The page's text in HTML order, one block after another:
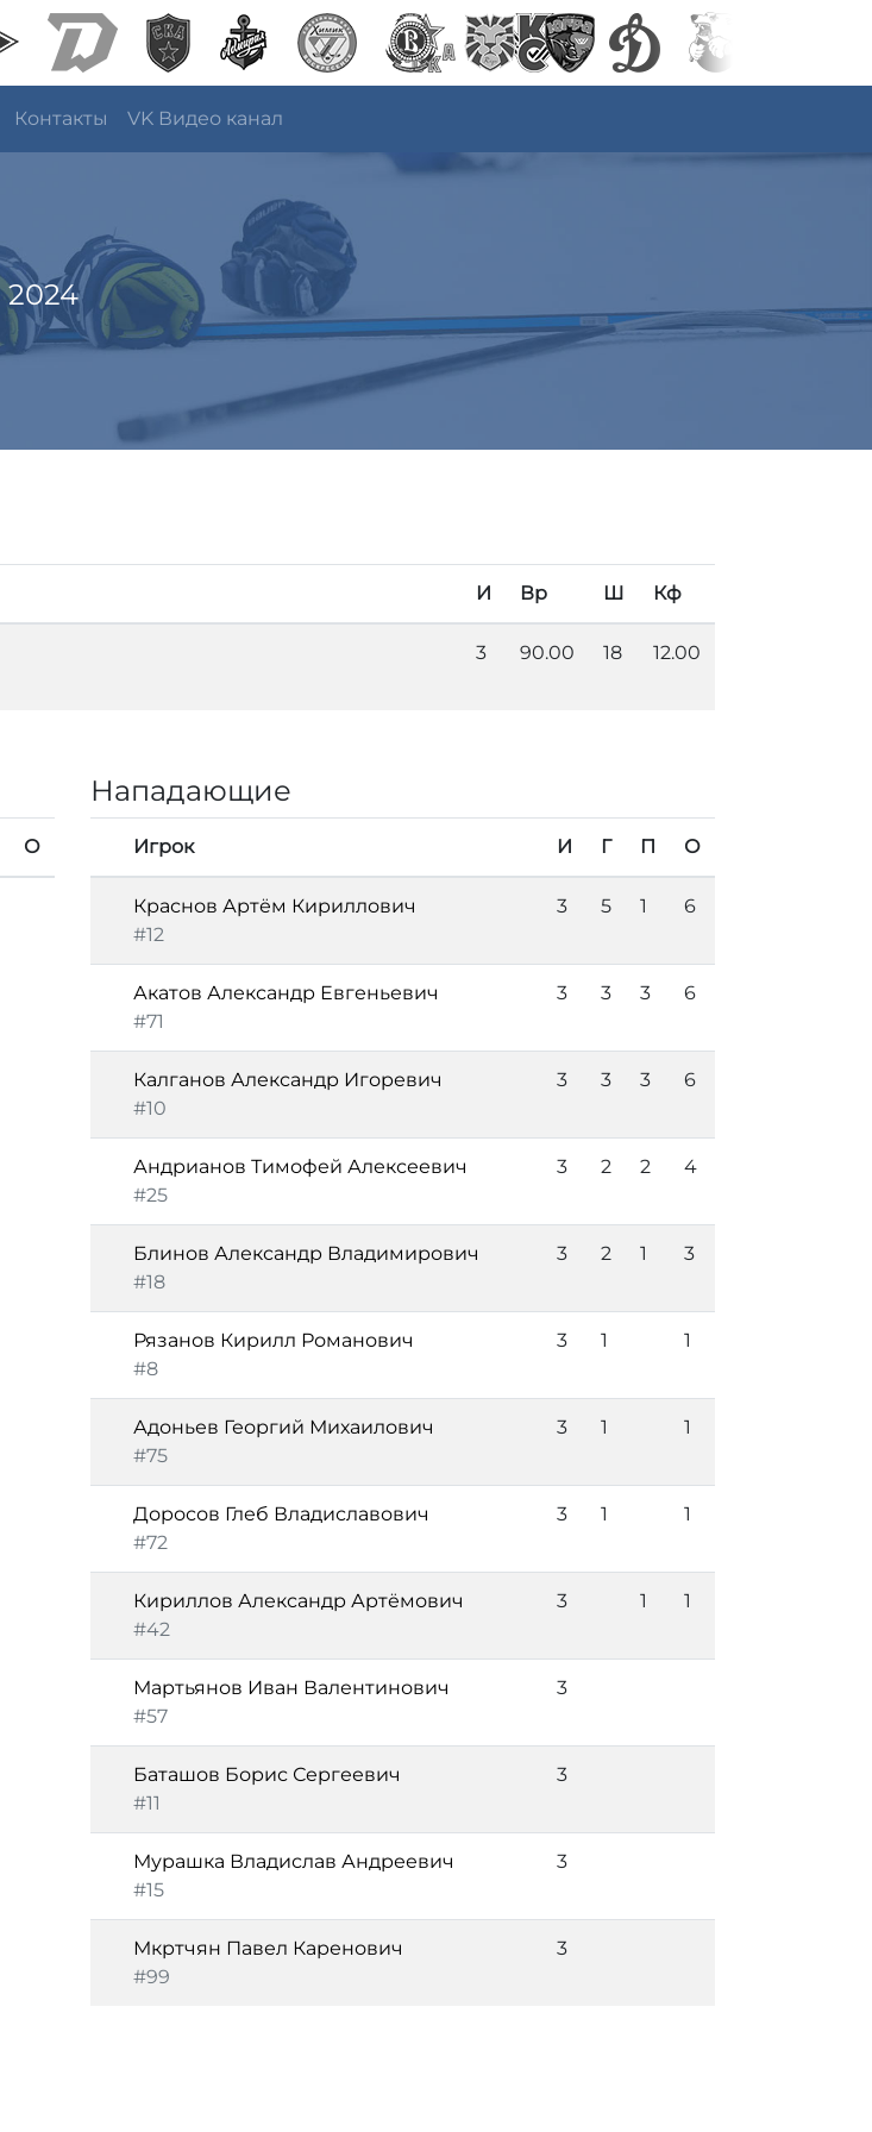
Контакты VK Видео канал
2024
И Вр Ш Кф
3 90.00 18 12.00
О
Нападающие
Игрок И Г П О
Краснов Артём Кириллович
#12
3 5 1 6
Акатов Александр Евгеньевич
#71
3 3 3 6
Калганов Александр Игоревич
#10
3 3 3 6
Андрианов Тимофей Алексеевич
#25
3 2 2 4
Блинов Александр Владимирович
#18
3 2 1 3
Рязанов Кирилл Романович
#8
3 1 1
Адоньев Георгий Михаилович
#75
3 1 1
Доросов Глеб Владиславович
#72
3 1 1
Кириллов Александр Артёмович
#42
3 1 1
Мартьянов Иван Валентинович
#57
3
Баташов Борис Сергеевич
#11
3
Мурашка Владислав Андреевич
#15
3
Мкртчян Павел Каренович
#99
3